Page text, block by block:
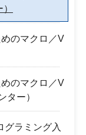
のマクロ／V
のマクロ／V
ター）
グラミング入